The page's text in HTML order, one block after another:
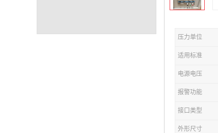
压力单位
适用标准
电源电压
报警功能
接口类型
外形尺寸